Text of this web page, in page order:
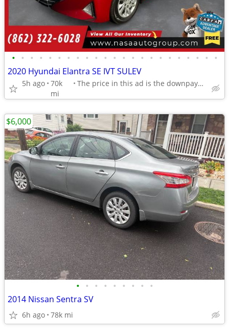
• • • • • • • • • • • • • • • • • • • • • • •
2020 Hyundai Elantra SE IVT SULEV
5h ago 70k
mi
The price in this ad is the downpayment
• • • • • • • • •
2014 Nissan Sentra SV
6h ago 78k mi
$6,000